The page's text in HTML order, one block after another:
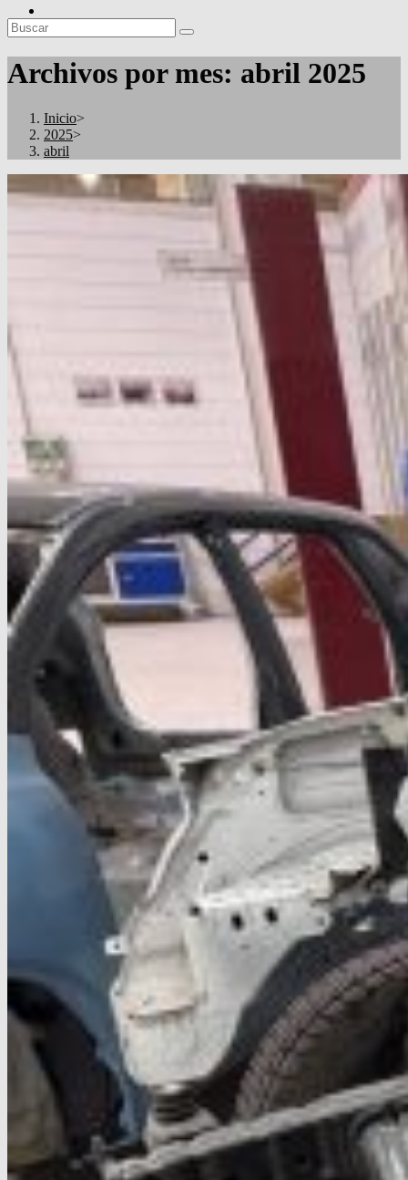
Archivos por mes: abril 2025
Inicio>
2025>
abril